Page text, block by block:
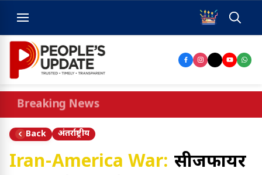
Breaking News
Back अंतर्राष्ट्रीय
Iran-America War: सीजफायर